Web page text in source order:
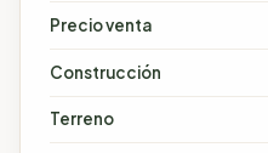
Precio venta
Construcción
Terreno